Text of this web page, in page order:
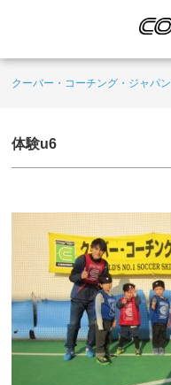
クーバー・コーチング・ジャパン
体験u6